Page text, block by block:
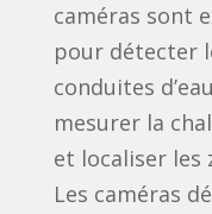
caméras sont
pour détecter
conduites
mesurer la
et localiser les
Les caméras